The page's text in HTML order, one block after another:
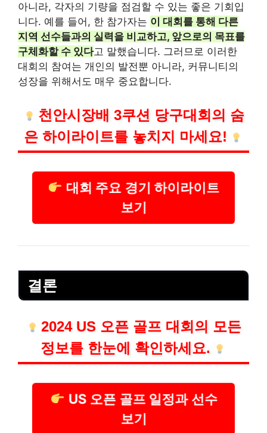
아니라, 각자의 기량을 점검할 수 있는 좋은 기회입
니다. 예를 들어, 한 참가자는 이 대회를 통해 다른
지역 선수들과의 실력을 비교하고, 앞으로의 목표를
구체화할 수 있다고 말했습니다. 그러므로 이러한
대회의 참여는 개인의 발전뿐 아니라, 커뮤니티의
성장을 위해서도 매우 중요합니다.
천안시장배 3쿠션 당구대회의 숨
은 하이라이트를 놓치지 마세요!
대회 주요 경기 하이라이트
보기
결론
2024 US 오픈 골프 대회의 모든
정보를 한눈에 확인하세요.
US 오픈 골프 일정과 선수
보기